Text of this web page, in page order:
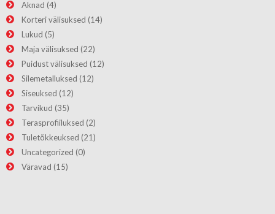
Aknad (4)
Korteri välisuksed (14)
Lukud (5)
Maja välisuksed (22)
Puidust välisuksed (12)
Silemetalluksed (12)
Siseuksed (12)
Tarvikud (35)
Terasprofiiluksed (2)
Tuletõkkeuksed (21)
Uncategorized (0)
Väravad (15)